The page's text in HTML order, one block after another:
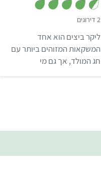
2 דירוגים
.
5
מ
ת
ו
ליקר ביצים הוא אחד
המשקאות המזוהים ביותר עם
חג המולד, אך גם מי
שמכינים בקלי קלות בבלנדר
להסמיך את המשקה,